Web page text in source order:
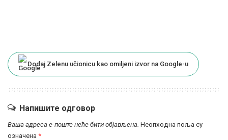
Dodaj Zelenu učionicu kao omiljeni izvor na Google-u
Напишите одговор
Ваша адреса е-поште неће бити објављена. Неопходна поља су
означена *